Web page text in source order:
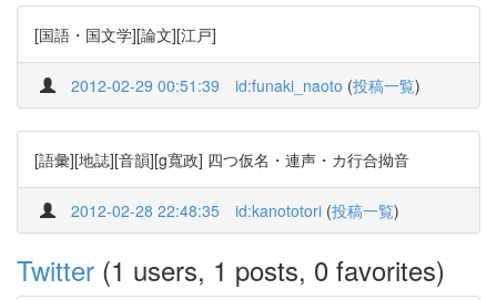
[国語・国文学][論文][江戸]
2012-02-29 00:51:39 id:funaki_naoto (投稿一覧)
[語彙][地誌][音韻][g寬政] 四つ仮名・連声・カ行合拗音
2012-02-28 22:48:35 id:kanototori (投稿一覧)
Twitter (1 users, 1 posts, 0 favorites)